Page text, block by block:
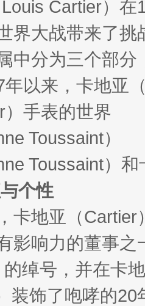
Cartier）
界大战带来了
中分为三个部
年以来，卡地亚
Toussaint）
Toussaint）
个性
卡地亚（
影响力的董事之
绰号，并在卡
装饰了咆哮的